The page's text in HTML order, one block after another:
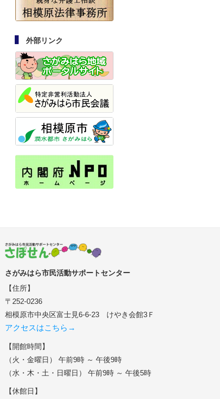
外部リンク
さがみはら市民活動サポートセンター
【住所】
〒252-0236
相模原市中央区富士見6-6-23 けやき会館3Ｆ
アクセスはこちら→
【開館時間】
（火・金曜日） 午前9時 ～ 午後9時
（水・木・土・日曜日） 午前9時 ～ 午後5時
【休館日】